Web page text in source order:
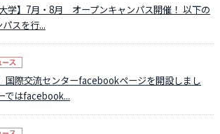
学】7月・8月 オープンキャンパス開催！ 以下の
スを行...
国際交流センターfacebookページを開設しまし
ではfacebook...